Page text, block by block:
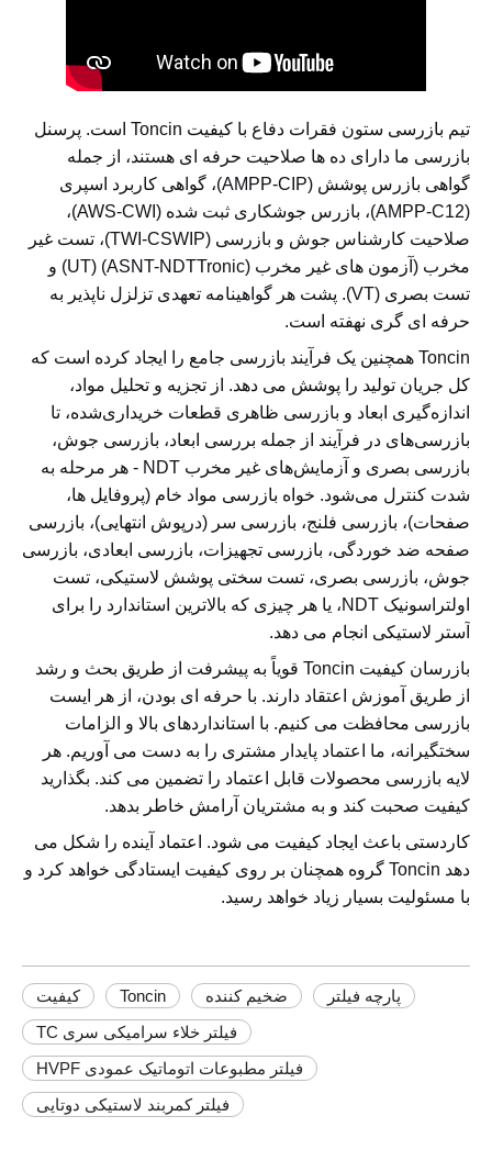
تیم بازرسی ستون فقرات دفاع با کیفیت Toncin است. پرسنل
بازرسی ما دارای ده ها صلاحیت حرفه ای هستند، از جمله
گواهی بازرس پوشش (AMPP-CIP)، گواهی کاربرد اسپری
(AMPP-C12)، بازرس جوشکاری ثبت شده (AWS-CWI)،
صلاحیت کارشناس جوش و بازرسی (TWI-CSWIP)، تست غیر
مخرب (آزمون های غیر مخرب (ASNT-NDTTronic) (UT) و
تست بصری (VT). پشت هر گواهینامه تعهدی تزلزل ناپذیر به
حرفه ای گری نهفته است.
Toncin همچنین یک فرآیند بازرسی جامع را ایجاد کرده است که
کل جریان تولید را پوشش می دهد. از تجزیه و تحلیل مواد،
اندازه‌گیری ابعاد و بازرسی ظاهری قطعات خریداری‌شده، تا
بازرسی‌های در فرآیند از جمله بررسی ابعاد، بازرسی جوش،
بازرسی بصری و آزمایش‌های غیر مخرب NDT - هر مرحله به
شدت کنترل می‌شود. خواه بازرسی مواد خام (پروفایل ها،
صفحات)، بازرسی فلنج، بازرسی سر (درپوش انتهایی)، بازرسی
صفحه ضد خوردگی، بازرسی تجهیزات، بازرسی ابعادی، بازرسی
جوش، بازرسی بصری، تست سختی پوشش لاستیکی، تست
اولتراسونیک NDT، یا هر چیزی که بالاترین استاندارد را برای
آستر لاستیکی انجام می دهد.
بازرسان کیفیت Toncin قویاً به پیشرفت از طریق بحث و رشد
از طریق آموزش اعتقاد دارند. با حرفه ای بودن، از هر ایست
بازرسی محافظت می کنیم. با استانداردهای بالا و الزامات
سختگیرانه، ما اعتماد پایدار مشتری را به دست می آوریم. هر
لایه بازرسی محصولات قابل اعتماد را تضمین می کند. بگذارید
کیفیت صحبت کند و به مشتریان آرامش خاطر بدهد.
کاردستی باعث ایجاد کیفیت می شود. اعتماد آینده را شکل می
دهد Toncin گروه همچنان بر روی کیفیت ایستادگی خواهد کرد و
با مسئولیت بسیار زیاد خواهد رسید.
کیفیت Toncin ضخیم کننده
پارچه فیلتر
فیلتر خلاء سرامیکی سری TC
فیلتر مطبوعات اتوماتیک عمودی HVPF
فیلتر کمربند لاستیکی دوتایی